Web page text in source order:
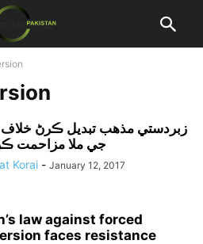
زبردستي مذهب تبديل ڪرڻ خلاف
جي ملا مزاحمت
Korai - January 12, 2017
law against forced
faces resistance